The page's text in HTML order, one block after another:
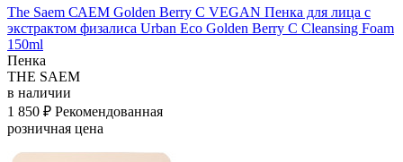
The Saem САЕМ Golden Berry C VEGAN Пенка для лица с
экстрактом физалиса Urban Eco Golden Berry C Cleansing Foam
150ml
Пенка
THE SAEM
в наличии
1 850 ₽ Рекомендованная
розничная цена